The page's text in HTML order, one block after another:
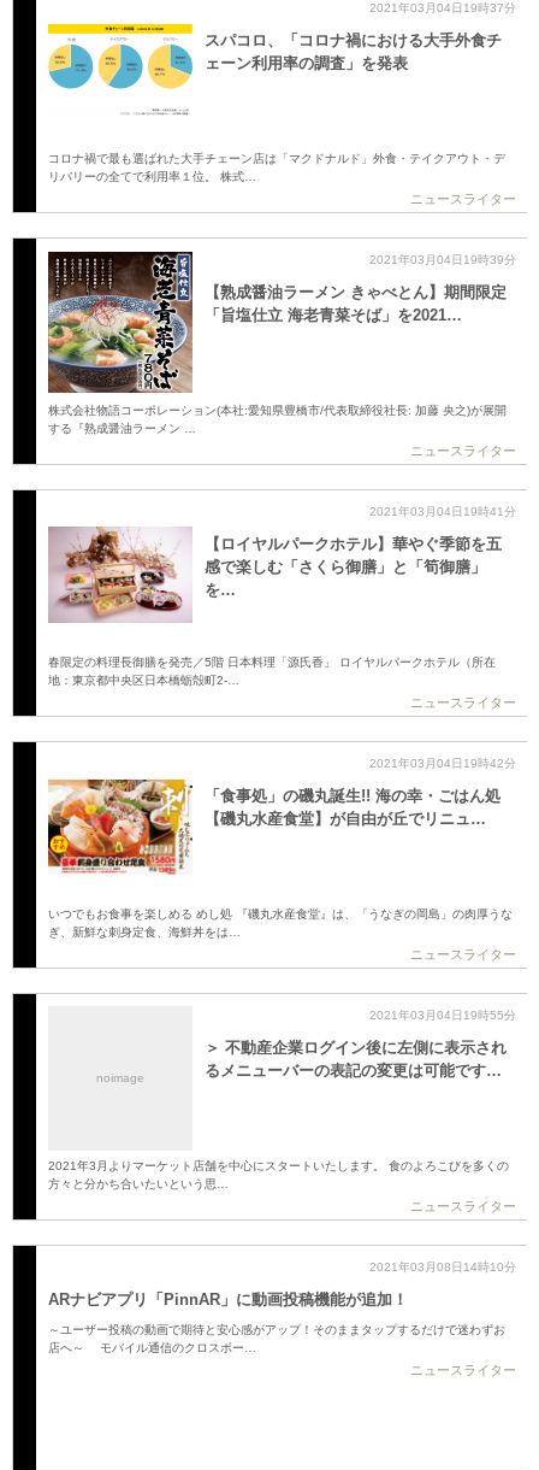
2021年03月04日19時37分
スパコロ、「コロナ禍における大手外食チ
ェーン利用率の調査」を発表
コロナ禍で最も選ばれた大手チェーン店は「マクドナルド」外食・テイクアウト・デ
リバリーの全てで利用率１位。 株式…
ニュースライター
2021年03月04日19時39分
【熟成醤油ラーメン きゃべとん】期間限定
「旨塩仕立 海老青菜そば」を2021…
株式会社物語コーポレーション(本社:愛知県豊橋市/代表取締役社長: 加藤 央之)が展開
する『熟成醤油ラーメン …
ニュースライター
2021年03月04日19時41分
【ロイヤルパークホテル】華やぐ季節を五
感で楽しむ「さくら御膳」と「筍御膳」
を…
春限定の料理長御膳を発売／5階 日本料理「源氏香」 ロイヤルパークホテル（所在
地：東京都中央区日本橋蛎殻町2-…
ニュースライター
2021年03月04日19時42分
「食事処」の磯丸誕生!! 海の幸・ごはん処
【磯丸水産食堂】が自由が丘でリニュ…
いつでもお食事を楽しめる めし処 『磯丸水産食堂』は、「うなぎの岡島」の肉厚うな
ぎ、新鮮な刺身定食、海鮮丼をは…
ニュースライター
noimage
2021年03月04日19時55分
＞ 不動産企業ログイン後に左側に表示され
るメニューバーの表記の変更は可能です…
2021年3月よりマーケット店舗を中心にスタートいたします。 食のよろこびを多くの
方々と分かち合いたいという思…
ニュースライター
2021年03月08日14時10分
ARナビアプリ「PinnAR」に動画投稿機能が追加！
～ユーザー投稿の動画で期待と安心感がアップ！そのままタップするだけで迷わずお
店へ～ モバイル通信のクロスボー…
ニュースライター